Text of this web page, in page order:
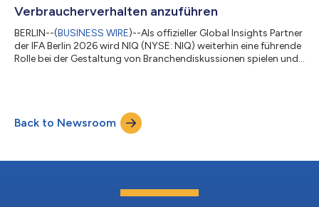
Verbraucherverhalten anzuführen
BERLIN--(BUSINESS WIRE)--Als offizieller Global Insights Partner
der IFA Berlin 2026 wird NIQ (NYSE: NIQ) weiterhin eine führende
Rolle bei der Gestaltung von Branchendiskussionen spielen und
Keynotes von Führungskräften, Podiumsdiskussionen, exklusive
Marktinformationen und strategische Kundenkontakte
Back to Newsroom